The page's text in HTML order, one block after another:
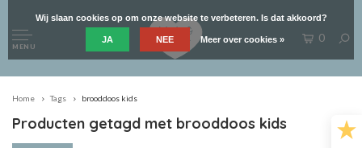
MENU
0
Home Tags brooddoos kids
Producten getagd met brooddoos kids
Wij slaan cookies op om onze website te verbeteren. Is dat akkoord?
JA NEE Meer over cookies »